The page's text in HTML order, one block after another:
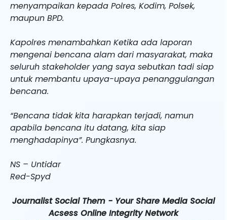
menyampaikan kepada Polres, Kodim, Polsek,
maupun BPD.
Kapolres menambahkan Ketika ada laporan
mengenai bencana alam dari masyarakat, maka
seluruh stakeholder yang saya sebutkan tadi siap
untuk membantu upaya-upaya penanggulangan
bencana.
“Bencana tidak kita harapkan terjadi, namun
apabila bencana itu datang, kita siap
menghadapinya”. Pungkasnya.
NS – Untidar
Red-Spyd
Journalist Social Them - Your Share Media Social
Acsess Online Integrity Network